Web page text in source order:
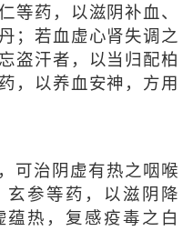
等药，以滋阴补血、
；若血虚心肾失调之
盗汗者，以当归配柏
，以养血安神，方用
可治阴虚有热之咽喉
玄参等药，以滋阴降
热，复感疫毒之白